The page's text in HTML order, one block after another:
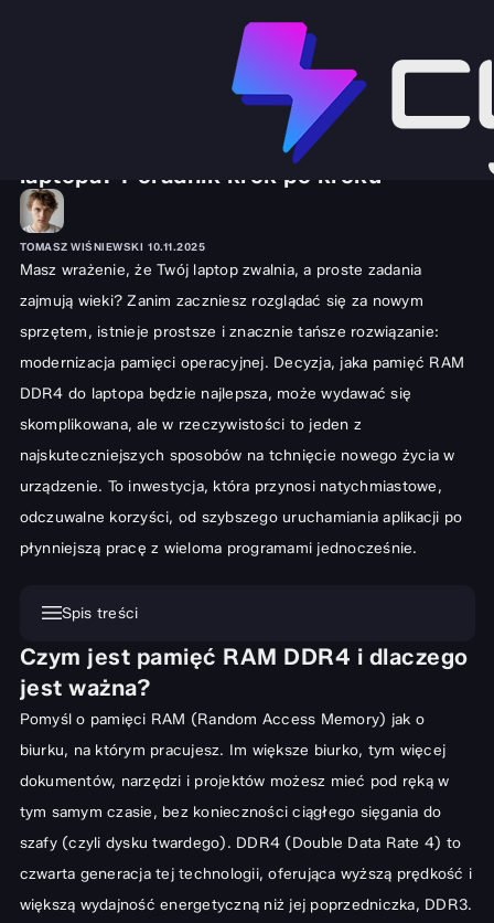
Jak wybrać pamięć RAM DDR4 do
laptopa? Poradnik krok po kroku
TOMASZ WIŚNIEWSKI 10.11.2025
Masz wrażenie, że Twój laptop zwalnia, a proste zadania
zajmują wieki? Zanim zaczniesz rozglądać się za nowym
sprzętem, istnieje prostsze i znacznie tańsze rozwiązanie:
modernizacja pamięci operacyjnej. Decyzja, jaka pamięć RAM
DDR4 do laptopa będzie najlepsza, może wydawać się
skomplikowana, ale w rzeczywistości to jeden z
najskuteczniejszych sposobów na tchnięcie nowego życia w
urządzenie. To inwestycja, która przynosi natychmiastowe,
odczuwalne korzyści, od szybszego uruchamiania aplikacji po
płynniejszą pracę z wieloma programami jednocześnie.
Spis treści
Czym jest pamięć RAM DDR4 i dlaczego jest ważna?
Kluczowe zalety rozbudowy pamięci RAM
Zwiększenie wydajności w grach i aplikacjach
Wybór odpowiedniej pamięci RAM DDR4 do laptopa: Co
musisz wiedzieć?
Kompatybilność: Jak sprawdzić specyfikację?
Pojemność pamięci RAM: Ile GB potrzebujesz?
Czym jest pamięć RAM DDR4 i dlaczego
jest ważna?
Pomyśl o pamięci RAM (Random Access Memory) jak o
biurku, na którym pracujesz. Im większe biurko, tym więcej
dokumentów, narzędzi i projektów możesz mieć pod ręką w
tym samym czasie, bez konieczności ciągłego sięgania do
szafy (czyli dysku twardego). DDR4 (Double Data Rate 4) to
czwarta generacja tej technologii, oferująca wyższą prędkość i
większą wydajność energetyczną niż jej poprzedniczka, DDR3.